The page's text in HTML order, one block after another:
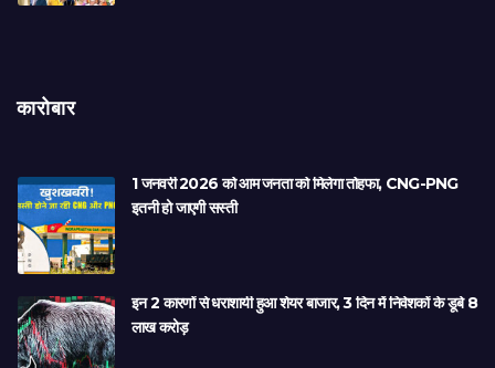
कारोबार
1 जनवरी 2026 को आम जनता को मिलेगा तोहफा, CNG-PNG
इतनी हो जाएगी सस्ती
इन 2 कारणों से धराशायी हुआ शेयर बाजार, 3 दिन में निवेशकों के डूबे 8
लाख करोड़